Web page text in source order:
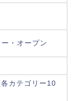
・オープン
カテゴリー10